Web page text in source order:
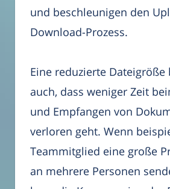
und beschleunigen den
Download-Prozess.
Eine reduzierte Dateigröße
auch, dass weniger Zeit
und Empfangen von
verloren geht. Wenn
Teammitglied eine große
an mehrere Personen